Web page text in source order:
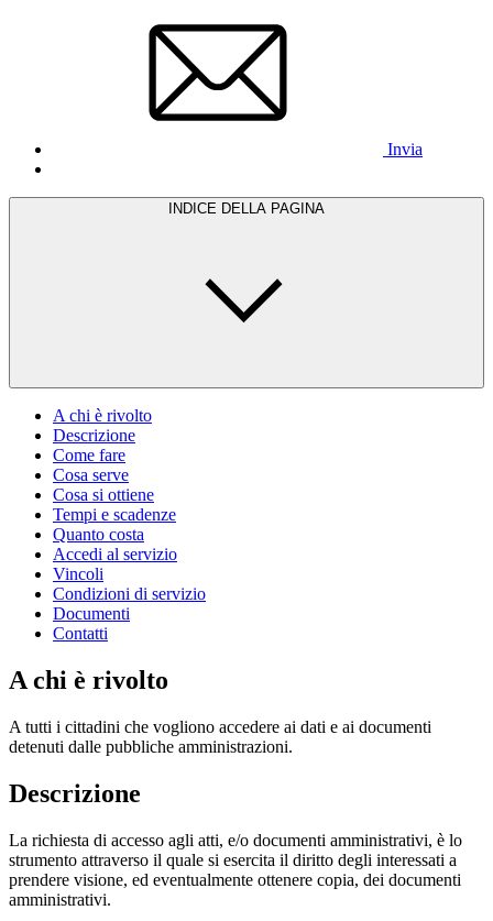
Invia
INDICE DELLA PAGINA
A chi è rivolto
Descrizione
Come fare
Cosa serve
Cosa si ottiene
Tempi e scadenze
Quanto costa
Accedi al servizio
Vincoli
Condizioni di servizio
Documenti
Contatti
A chi è rivolto
A tutti i cittadini che vogliono accedere ai dati e ai documenti
detenuti dalle pubbliche amministrazioni.
Descrizione
La richiesta di accesso agli atti, e/o documenti amministrativi, è lo
strumento attraverso il quale si esercita il diritto degli interessati a
prendere visione, ed eventualmente ottenere copia, dei documenti
amministrativi.